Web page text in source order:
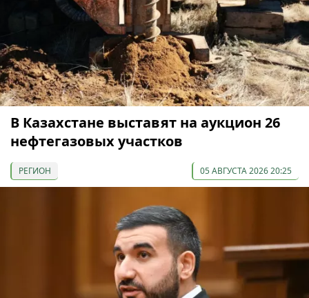
В Казахстане выставят на аукцион 26
нефтегазовых участков
РЕГИОН 05 АВГУСТА 2026 20:25